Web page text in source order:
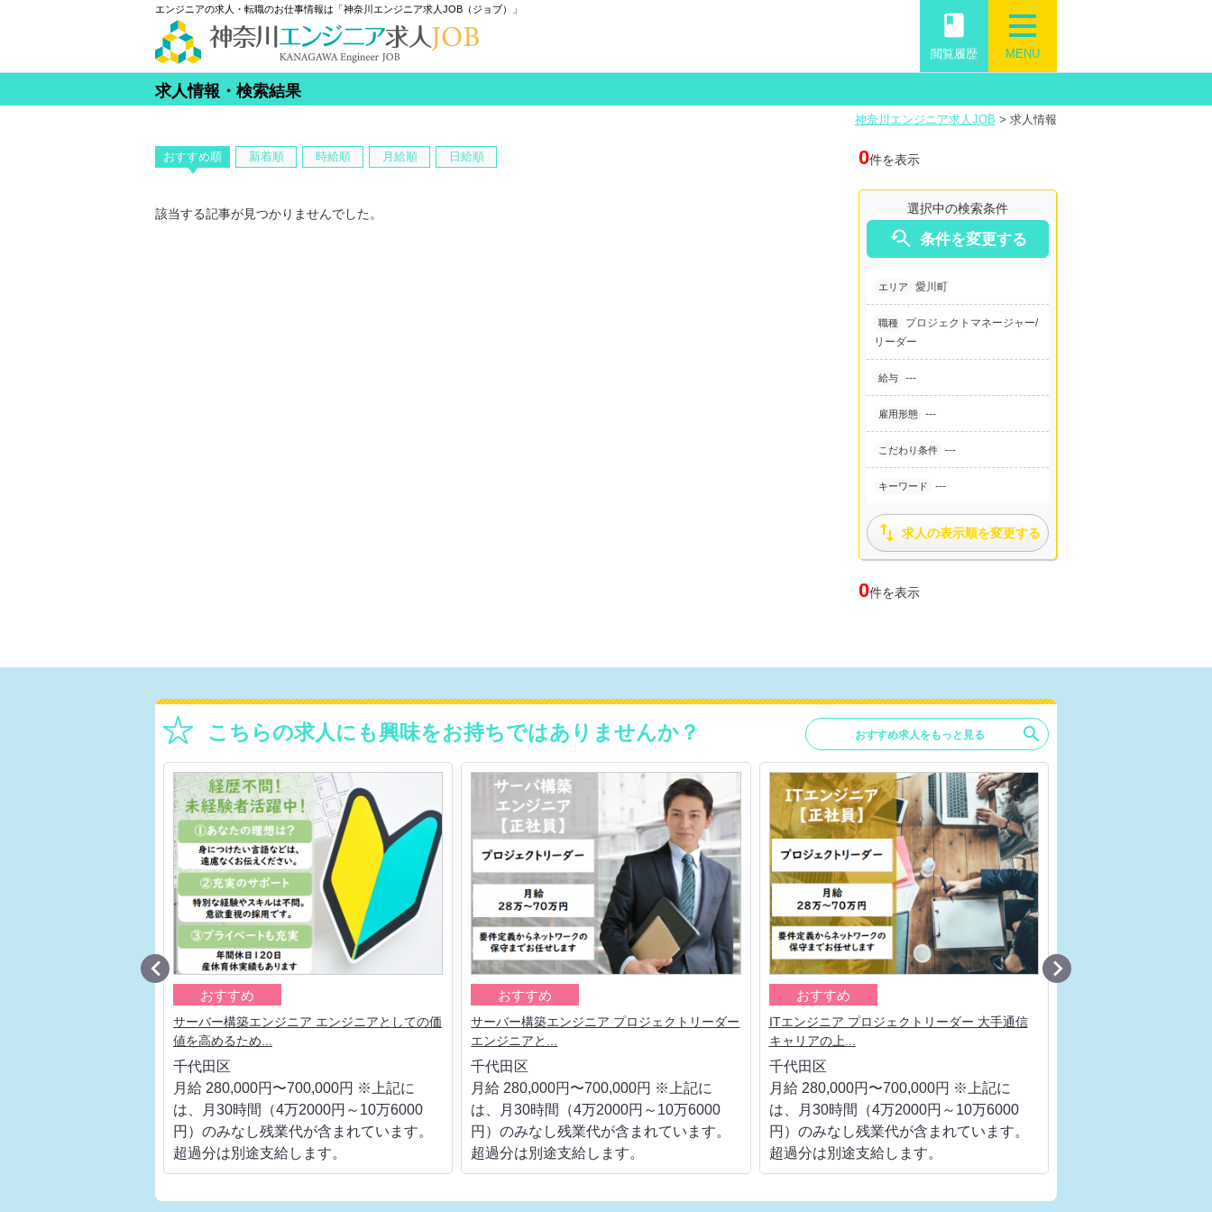
エンジニアの求人・転職のお仕事情報は「神奈川エンジニア求人JOB（ジョブ）」
MENU
book
閲覧履歴
求人情報・検索結果
神奈川エンジニア求人JOB > 求人情報
0件を表示
おすすめ順 新着順 時給順 月給順 日給順
選択中の検索条件
 条件を変更する
エリア 愛川町
職種
プロジェクトマネージャー/
リーダー
給与 ---
雇用形態 ---
こだわり条件 ---
キーワード ---
 求人の表示順を変更する
該当する記事が見つかりませんでした。
0件を表示
こちらの求人にも興味をお持ちではありませんか？ おすすめ求人をもっと見る search
おすすめ
サーバー構築エンジニア エンジニアとしての価
値を高めるため...
千代田区
月給 280,000円〜700,000円 ※上記に
は、月30時間（4万2000円～10万6000
円）のみなし残業代が含まれています。
超過分は別途支給します。
おすすめ
サーバー構築エンジニア プロジェクトリーダー
エンジニアと...
千代田区
月給 280,000円〜700,000円 ※上記に
は、月30時間（4万2000円～10万6000
円）のみなし残業代が含まれています。
超過分は別途支給します。
おすすめ
ITエンジニア プロジェクトリーダー 大手通信
キャリアの上...
千代田区
月給 280,000円〜700,000円 ※上記に
は、月30時間（4万2000円～10万6000
円）のみなし残業代が含まれています。
超過分は別途支給します。

